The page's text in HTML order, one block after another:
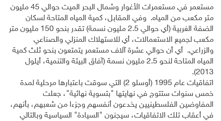
مستعمر في مستعمرات الأغوار وشمال البحر الميت حوالي 45 مليون
متر مكعب من المياه. وفي المقابل، كمية المياه المتاحة لسكان
الضفة الغربية (أي حوالي 2.5 مليون نسمة) تقدر بنحو 150 مليون متر
مكعب لجميع الاستعمالات، أي للاستهلاك المنزلي والصناعي
والزراعي. أي أن حوالي عشرة آلاف مستعمر يتمتعون بنحو ثلث كمية
المياه المتاحة لنحو 2.5 مليون نسمة (آفاق البيئة والتنمية، أيلول
2013).
اتفاقيات عام 1995 (أوسلو 2) التي سوقت باعتبارها مرحلية لمدة
خمس سنوات ستتوج في نهايتها "بتسوية نهائية"، جعلت
المفاوضين الفلسطينيين يخدعون أنفسهم وجزءا من شعبهم، بأنهم،
في أعقاب تلك الاتفاقيات، سيجنون "السيادة" السياسية وبالتالي